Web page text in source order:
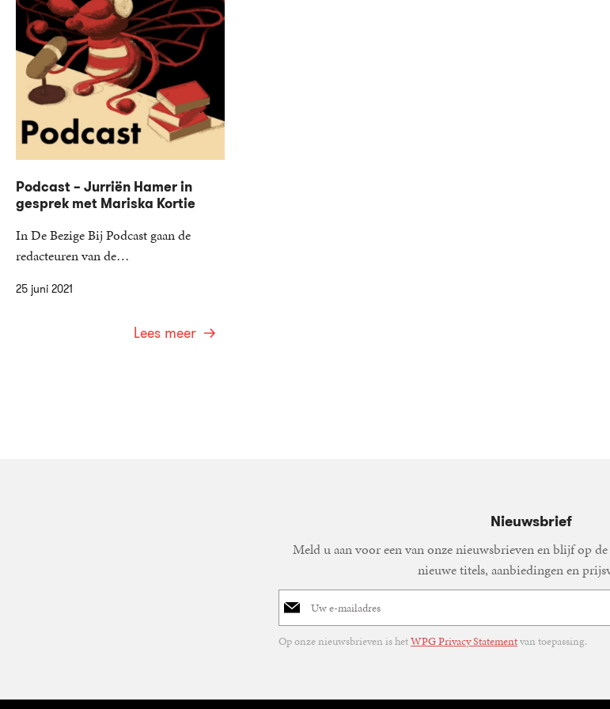
25 juni 2021
Podcast – Jurriën Hamer in
gesprek met Mariska Kortie
In De Bezige Bij Podcast gaan de
redacteuren van de…
Lees meer
Nieuwsbrief
Meld u aan voor een van onze nieuwsbrieven en blijf op
nieuwe titels, aanbiedingen en
E-
mailadres
Op onze nieuwsbrieven is hetWPG Privacy Statementvan toepassing.